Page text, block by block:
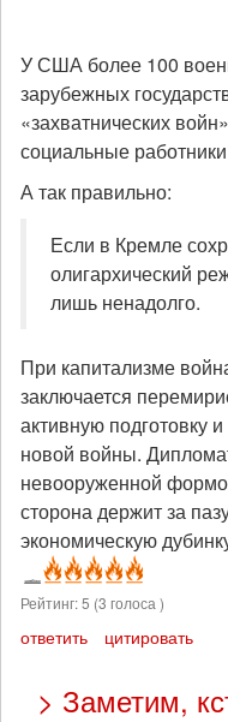
У США более 100
зарубежных
«захватнических
социальные
А так правильно:
Если в Кремле
олигархический
лишь ненадолго.
При капитализме
заключается
активную подготовку
новой войны.
невооруженной
сторона держит за
экономическую
Рейтинг:5 (3 голоса )
ответить цитировать
> Заметим,